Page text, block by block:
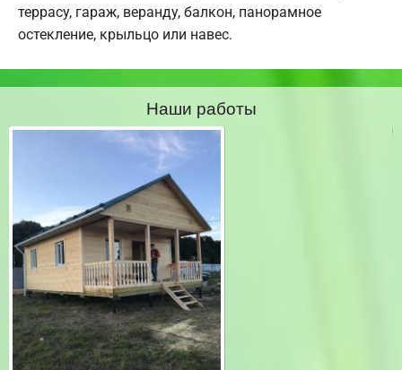
террасу, гараж, веранду, балкон, панорамное
остекление, крыльцо или навес.
Наши работы